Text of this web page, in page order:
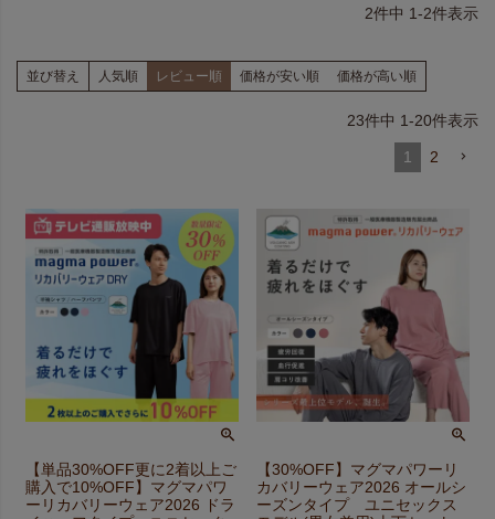
2件中 1-2件表示
並び替え 人気順 レビュー順 価格が安い順 価格が高い順
23件中 1-20件表示
1 2
【単品30%OFF更に2着以上ご
購入で10%OFF】マグマパワ
ーリカバリーウェア2026 ドラ
【30%OFF】マグマパワーリ
カバリーウェア2026 オールシ
ーズンタイプ ユニセックス